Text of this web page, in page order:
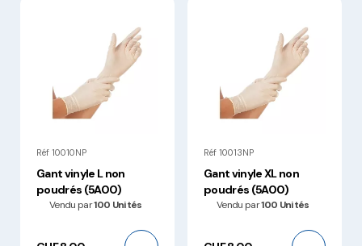
Réf 10010NP
Gant vinyle L non
poudrés (5A00)
Vendu par100 Unités
Réf 10013NP
Gant vinyle XL non
poudrés (5A00)
Vendu par100 Unités